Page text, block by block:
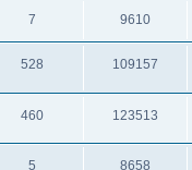
7 9610
528 109157
460 123513
5 8658